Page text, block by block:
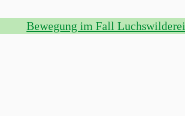
Bewegung im Fall Luchswilderei